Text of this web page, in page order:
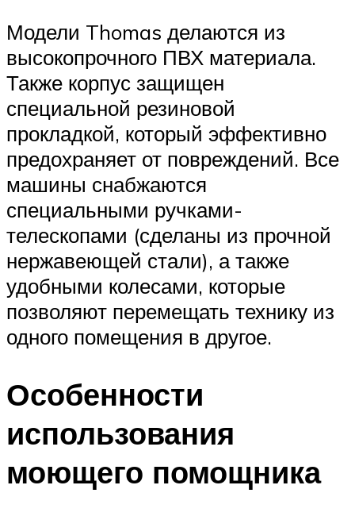
Модели Thomas делаются из
высокопрочного ПВХ материала.
Также корпус защищен
специальной резиновой
прокладкой, который эффективно
предохраняет от повреждений. Все
машины снабжаются
специальными ручками-
телескопами (сделаны из прочной
нержавеющей стали), а также
удобными колесами, которые
позволяют перемещать технику из
одного помещения в другое.
Особенности
использования
моющего помощника